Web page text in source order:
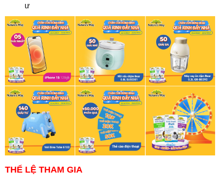
ư
THỂ LỆ THAM GIA